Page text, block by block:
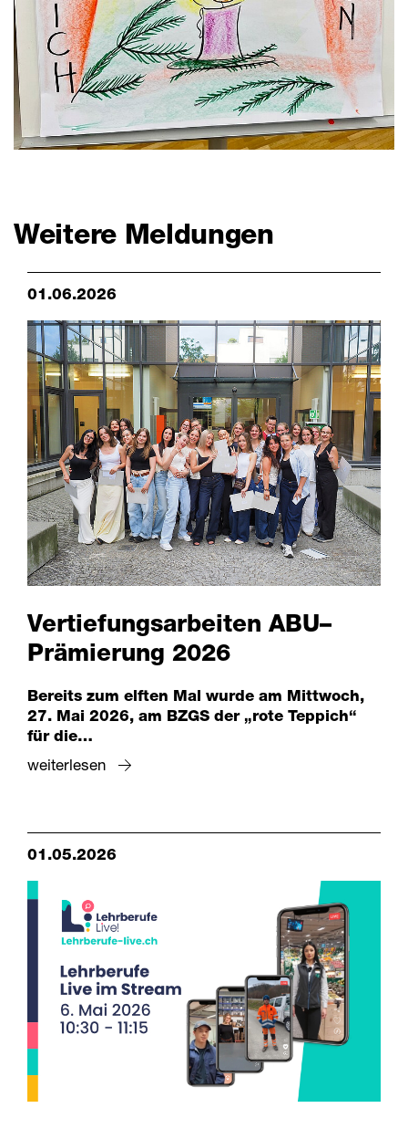
Weitere Meldungen
01.06.2026
Vertiefungsarbeiten ABU–
Prämierung 2026
Bereits zum elften Mal wurde am Mittwoch,
27. Mai 2026, am BZGS der „rote Teppich“
für die…
weiterlesen
01.05.2026